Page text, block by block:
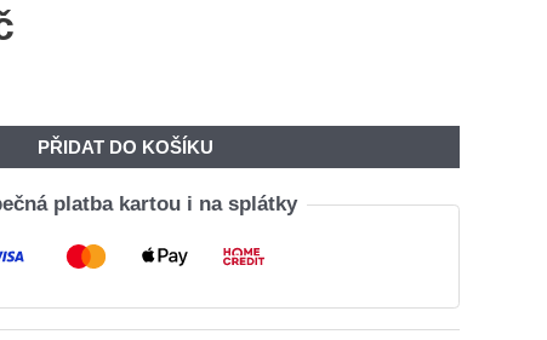
PŘIDAT DO KOŠÍKU
platba kartou i na splátky